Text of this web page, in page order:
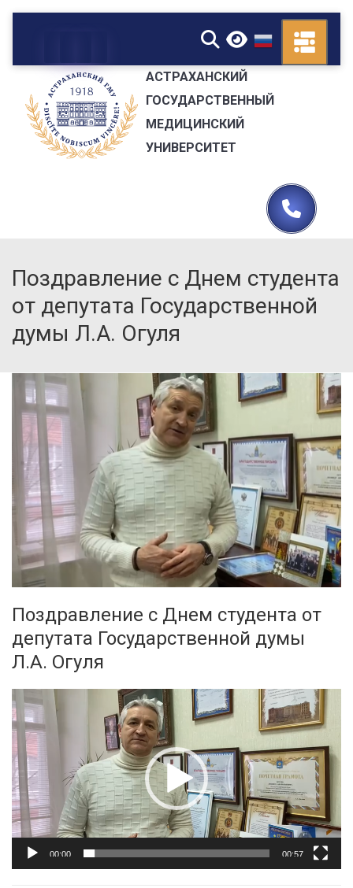
▼
АСТРАХАНСКИЙ
ГОСУДАРСТВЕННЫЙ
МЕДИЦИНСКИЙ
УНИВЕРСИТЕТ
Поздравление с Днем студента
от депутата Государственной
думы Л.А. Огуля
Поздравление с Днем студента от
депутата Государственной думы
Л.А. Огуля
Видеоплеер
00:00 00:57